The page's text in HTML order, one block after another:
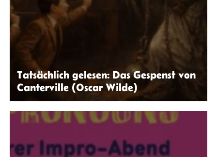
Tatsächlich gelesen: Das Gespenst von
Canterville (Oscar Wilde)